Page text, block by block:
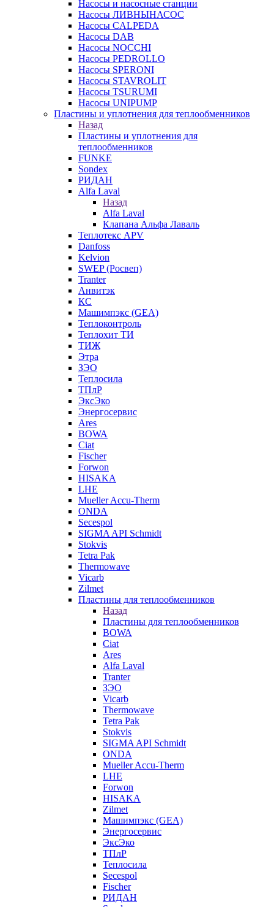
Насосы и насосные станции
Насосы ЛИВНЫНАСОС
Насосы CALPEDA
Насосы DAB
Насосы NOCCHI
Насосы PEDROLLO
Насосы SPERONI
Насосы STAVROLIT
Насосы TSURUMI
Насосы UNIPUMP
Пластины и уплотнения для теплообменников
Назад
Пластины и уплотнения для
теплообменников
FUNKE
Sondex
РИДАН
Alfa Laval
Назад
Alfa Laval
Клапана Альфа Лаваль
Теплотекс APV
Danfoss
Kelvion
SWEP (Росвеп)
Tranter
Анвитэк
КС
Машимпэкс (GEA)
Теплоконтроль
Теплохит ТИ
ТИЖ
Этра
ЗЭО
Теплосила
ТПлР
ЭксЭко
Энергосервис
Ares
BOWA
Ciat
Fischer
Forwon
HISAKA
LHE
Mueller Accu-Therm
ONDA
Secespol
SIGMA API Schmidt
Stokvis
Tetra Pak
Thermowave
Vicarb
Zilmet
Пластины для теплообменников
Назад
Пластины для теплообменников
BOWA
Ciat
Ares
Alfa Laval
Tranter
ЗЭО
Vicarb
Thermowave
Tetra Pak
Stokvis
SIGMA API Schmidt
ONDA
Mueller Accu-Therm
LHE
Forwon
HISAKA
Zilmet
Машимпэкс (GEA)
Энергосервис
ЭксЭко
ТПлР
Теплосила
Secespol
Fischer
РИДАН